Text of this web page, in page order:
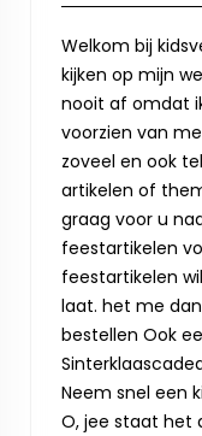
Welkom bij
kijken op mijn
nooit af omdat
voorzien van
zoveel en ook
artikelen of
graag voor u
feestartikelen
feestartikelen
laat. het me
bestellen Ook
Neem snel een
O, jee staat het